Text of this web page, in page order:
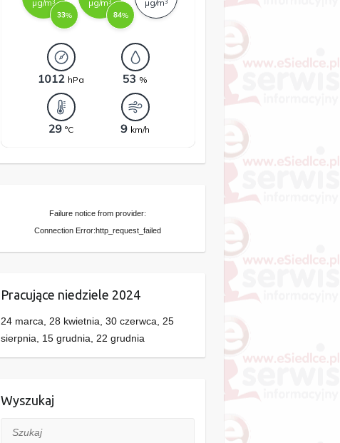
Failure notice from provider:
Connection Error:http_request_failed
Pracujące niedziele 2024
24 marca, 28 kwietnia, 30 czerwca, 25
sierpnia, 15 grudnia, 22 grudnia
Wyszukaj
Szukaj